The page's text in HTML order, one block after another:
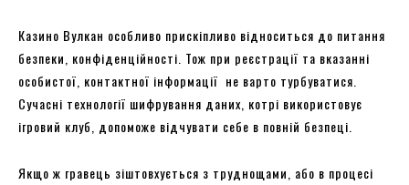
Казино Вулкан особливо прискіпливо відноситься до питання
безпеки, конфіденційності. Тож при реєстрації та вказанні
особистої, контактної інформації не варто турбуватися.
Сучасні технології шифрування даних, котрі використовує
ігровий клуб, допоможе відчувати себе в повній безпеці.
Якщо ж гравець зіштовхується з труднощами, або в процесі